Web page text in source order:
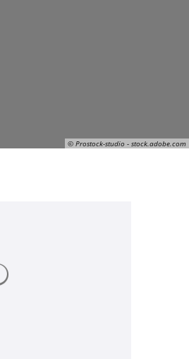
© Prostock-studio - stock.adobe.com